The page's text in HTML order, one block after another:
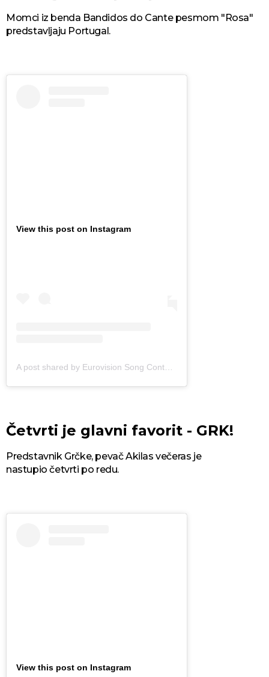
Momci iz benda Bandidos do Cante pesmom "Rosa"
predstavljaju Portugal.
View this post on Instagram
Četvrti je glavni favorit - GRK!
Predstavnik Grčke, pevač Akilas večeras je
nastupio četvrti po redu.
View this post on Instagram